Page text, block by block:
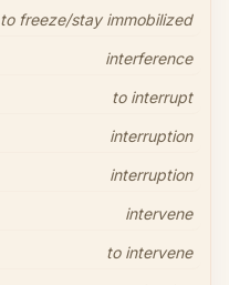
to freeze/stay immobilized
interference
to interrupt
interruption
interruption
intervene
to intervene